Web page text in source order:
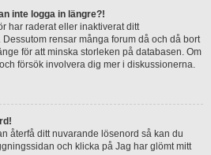
inte logga in längre?!
har raderat eller inaktiverat ditt
rensar många forum då och då bort
för att minska storleken på databasen. Om
försök involvera dig mer i diskussionerna.
återfå ditt nuvarande lösenord så kan du
och klicka på Jag har glömt mitt